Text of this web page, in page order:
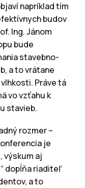
napríklad tím
budov
Ing. Jánom
bude
stavebno-
a to vrátane
Práve tá
vo vzťahu k
stavieb.
rozmer –
je
výskum aj
dopĺňa riaditeľ
a to